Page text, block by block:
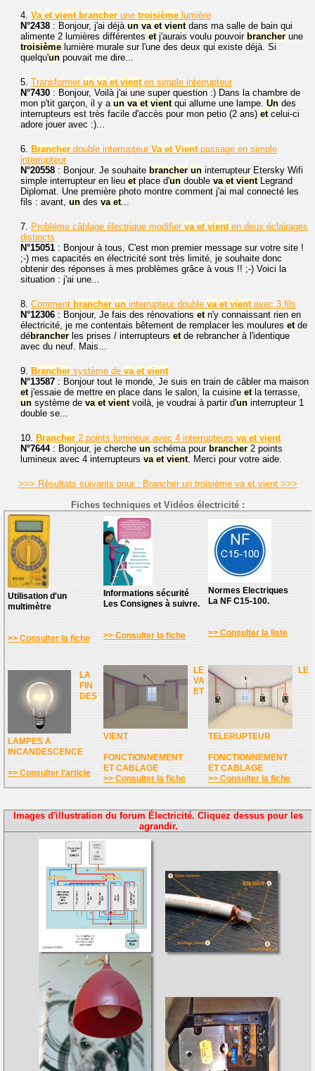
4. Va et vient brancher une troisième lumière
N°2438 : Bonjour, j'ai déjà un va et vientdans ma salle de bain qui
alimente 2 lumières différentes etj'aurais voulu pouvoir brancher une
troisième lumière murale sur l'une des deux qui existe déjà. Si
quelqu'un pouvait me dire...
5. Transformer un va et vienten simple interrupteur
N°7430 : Bonjour, Voilà j'ai une super question :) Dans la chambre de
mon p'tit garçon, il y a un va et vientqui allume une lampe. Un des
interrupteurs est très facile d'accès pour mon petio (2 ans) etcelui-ci
adore jouer avec :)...
6. Brancher double interrupteur Va et Vientpassage en simple
interrupteur
N°20558 : Bonjour. Je souhaite brancher un interrupteur Etersky Wifi
simple interrupteur en lieu etplace d'un double va et vientLegrand
Diplomat. Une première photo montre comment j'ai mal connecté les
fils : avant, un des va et...
7. Problème câblage électrique modifier va et vienten deux éclairages
distincts
N°15051 : Bonjour à tous, C'est mon premier message sur votre site !
;-) mes capacités en électricité sont très limité, je souhaite donc
obtenir des réponses à mes problèmes grâce à vous !! ;-) Voici la
situation : j'ai une...
8. Comment brancher un interrupteur double va et vientavec 3 fils
N°12306 : Bonjour, Je fais des rénovations etn'y connaissant rien en
électricité, je me contentais bêtement de remplacer les moulures etde
débrancher les prises / interrupteurs etde rebrancher à l'identique
avec du neuf. Mais...
9. Brancher système de va et vient
N°13587 : Bonjour tout le monde, Je suis en train de câbler ma maison
etj'essaie de mettre en place dans le salon, la cuisine etla terrasse,
un système de va et vientvoilà, je voudrai à partir d'un interrupteur 1
double se...
10. Brancher 2 points lumineux avec 4 interrupteurs va et vient
N°7644: Bonjour, je cherche un schéma pour brancher 2 points
lumineux avec 4 interrupteurs va et vient. Merci pour votre aide.
>>> Résultats suivants pour : Brancher un troisième va et vient >>>
Fiches techniques et Vidéos électricité :
Utilisation d'un
multimètre
>> Consulter la fiche
Informations sécurité
Les Consignes à suivre.
>> Consulter la fiche
Normes Electriques
La NF C15-100.
>> Consulter la liste
LA
FIN
DES
LAMPES A
INCANDESCENCE
>> Consulter l'article
LE
VA
ET
VIENT
FONCTIONNEMENT
ET CABLAGE
>> Consulter la fiche
LE
TELERUPTEUR
FONCTIONNEMENT
ET CABLAGE
>> Consulter la fiche
Images d'illustration du forum Électricité. Cliquez dessus pour les
agrandir.